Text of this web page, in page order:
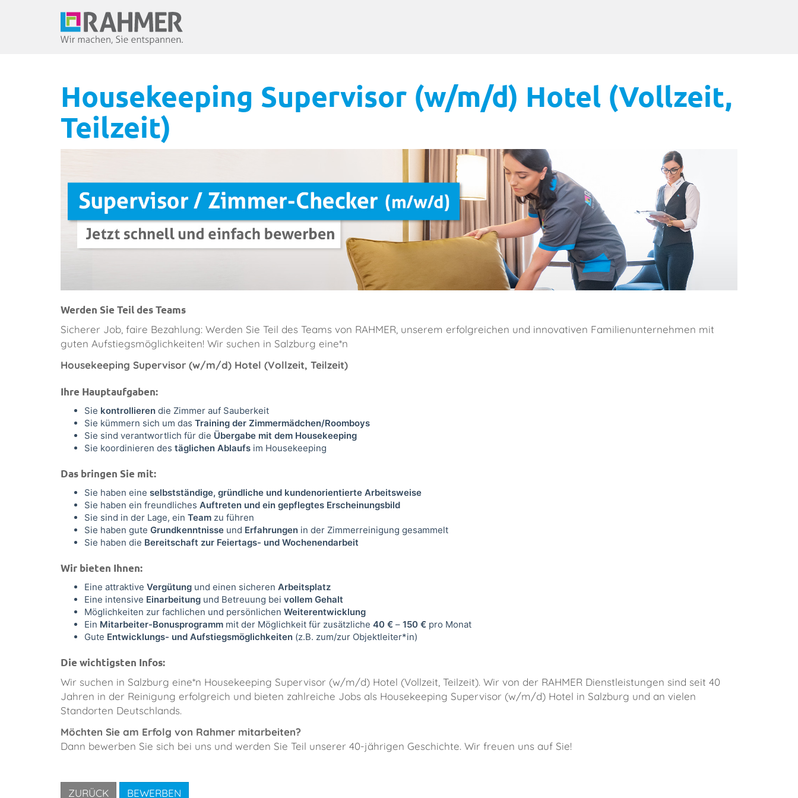
Housekeeping Supervisor (w/m/d) Hotel (Vollzeit,
Teilzeit)
Werden Sie Teil des Teams
Sicherer Job, faire Bezahlung: Werden Sie Teil des Teams von RAHMER, unserem erfolgreichen und innovativen Familienunternehmen mit
guten Aufstiegsmöglichkeiten! Wir suchen in Salzburg eine*n
Housekeeping Supervisor (w/m/d) Hotel (Vollzeit, Teilzeit)
Ihre Hauptaufgaben:
Sie kontrollieren die Zimmer auf Sauberkeit
Sie kümmern sich um das Training der Zimmermädchen/Roomboys
Sie sind verantwortlich für die Übergabe mit dem Housekeeping
Sie koordinieren des täglichen Ablaufs im Housekeeping
Das bringen Sie mit:
Sie haben eine selbstständige, gründliche und kundenorientierte Arbeitsweise
Sie haben ein freundliches Auftreten und ein gepflegtes Erscheinungsbild
Sie sind in der Lage, ein Team zu führen
Sie haben gute Grundkenntnisse und Erfahrungen in der Zimmerreinigung gesammelt
Sie haben die Bereitschaft zur Feiertags- und Wochenendarbeit
Wir bieten Ihnen:
Eine attraktive Vergütung und einen sicheren Arbeitsplatz
Eine intensive Einarbeitung und Betreuung bei vollem Gehalt
Möglichkeiten zur fachlichen und persönlichen Weiterentwicklung
Ein Mitarbeiter-Bonusprogramm mit der Möglichkeit für zusätzliche 40 € – 150 € pro Monat
Gute Entwicklungs- und Aufstiegsmöglichkeiten (z.B. zum/zur Objektleiter*in)
Die wichtigsten Infos:
​Wir suchen in Salzburg eine*n Housekeeping Supervisor (w/m/d) Hotel (Vollzeit, Teilzeit). Wir von der RAHMER Dienstleistungen sind seit 40
Jahren in der Reinigung erfolgreich und bieten zahlreiche Jobs als Housekeeping Supervisor (w/m/d) Hotel in Salzburg und an vielen
Standorten Deutschlands.
Möchten Sie am Erfolg von Rahmer mitarbeiten?
Dann bewerben Sie sich bei uns und werden Sie Teil unserer 40-jährigen Geschichte. Wir freuen uns auf Sie!
ZURÜCK BEWERBEN